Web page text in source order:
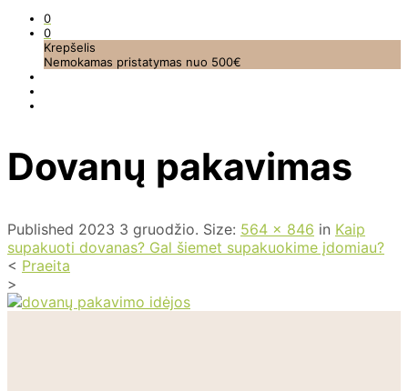
0
0
Krepšelis
Nemokamas pristatymas nuo 500€
Dovanų pakavimas
Published 2023 3 gruodžio. Size: 564 × 846 in Kaip
supakuoti dovanas? Gal šiemet supakuokime įdomiau?
< Praeita
>